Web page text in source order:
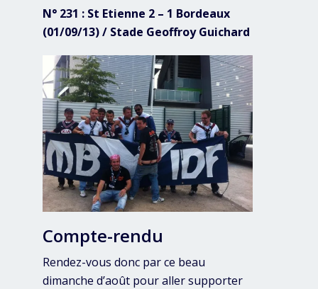
N° 231 : St Etienne 2 – 1 Bordeaux
(01/09/13) / Stade Geoffroy Guichard
Compte-rendu
Rendez-vous donc par ce beau
dimanche d’août pour aller supporter